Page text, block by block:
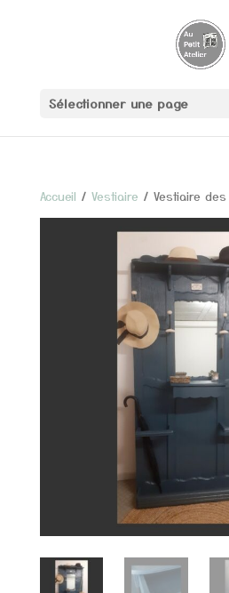
Sélectionner une page
Accueil / Vestiaire / Vestiaire des